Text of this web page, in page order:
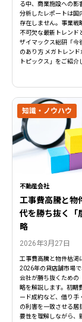
る中、商業施設への影
分析したレポートは国
存在しません。事業戦
不可欠な最新トレンド
ザイマックス総研「今
のあり方 メガトレン
トピックス」をご紹介
不動産会社
工事費高騰と物
代を勝ち抜く「
略
2026年3月27日
工事費高騰と物件枯渇
2026年の貸店舗市場
会社が勝ち抜くための
略を解説します。初期
ード成約など、借り手
の利害を一致させる居
要性を理解しながら、
知識・ノウハウ